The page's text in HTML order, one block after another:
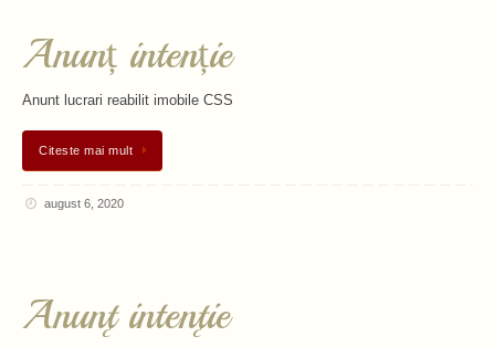
Anunț intenție
Anunt lucrari reabilit imobile CSS
Citeste mai mult
august 6, 2020
Anunţ intenţie